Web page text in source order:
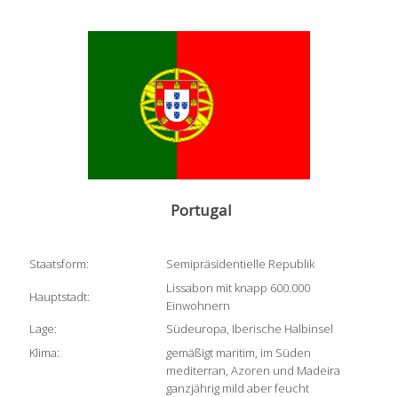
Portugal
Staatsform: Semipräsidentielle Republik
Hauptstadt:
Lissabon mit knapp 600.000
Einwohnern
Lage:
Südeuropa, Iberische Halbinsel
Klima:
gemäßigt maritim, im Süden
mediterran, Azoren und Madeira
ganzjährig mild aber feucht